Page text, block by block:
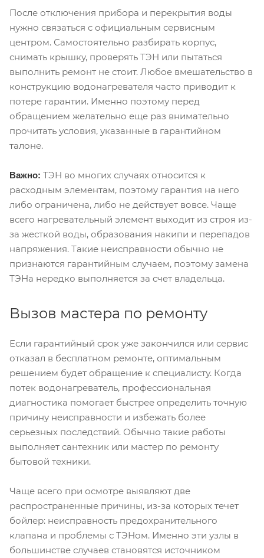
После отключения прибора и перекрытия воды
нужно связаться с официальным сервисным
центром. Самостоятельно разбирать корпус,
снимать крышку, проверять ТЭН или пытаться
выполнить ремонт не стоит. Любое вмешательство в
конструкцию водонагревателя часто приводит к
потере гарантии. Именно поэтому перед
обращением желательно еще раз внимательно
прочитать условия, указанные в гарантийном
талоне.
Важно: ТЭН во многих случаях относится к
расходным элементам, поэтому гарантия на него
либо ограничена, либо не действует вовсе. Чаще
всего нагревательный элемент выходит из строя из-
за жесткой воды, образования накипи и перепадов
напряжения. Такие неисправности обычно не
признаются гарантийным случаем, поэтому замена
ТЭНа нередко выполняется за счет владельца.
Вызов мастера по ремонту
Если гарантийный срок уже закончился или сервис
отказал в бесплатном ремонте, оптимальным
решением будет обращение к специалисту. Когда
потек водонагреватель, профессиональная
диагностика помогает быстрее определить точную
причину неисправности и избежать более
серьезных последствий. Обычно такие работы
выполняет сантехник или мастер по ремонту
бытовой техники.
Чаще всего при осмотре выявляют две
распространенные причины, из-за которых течет
бойлер: неисправность предохранительного
клапана и проблемы с ТЭНом. Именно эти узлы в
большинстве случаев становятся источником